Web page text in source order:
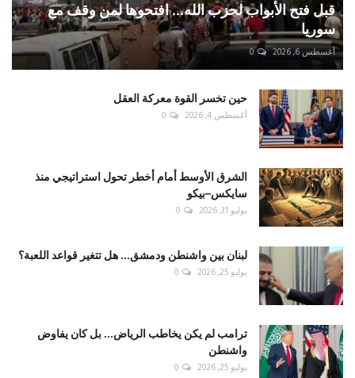
قبل فتح الأبواب لحزب الله... افتحوها لمن وقف مع
سوريا
أغسطس 6, 2026 0
حين تخسر القوة معركة العقل
أغسطس 4, 2026 0
الشرق الأوسط أمام أخطر تحول استراتيجي منذ
سايكس–بيكو
يوليو 31, 2026 0
لبنان بين واشنطن ودمشق... هل تتغير قواعد اللعبة؟
يوليو 25, 2026 0
ترامب لم يكن يخاطب الرياض... بل كان يفاوض
واشنطن
يوليو 25, 2026 0